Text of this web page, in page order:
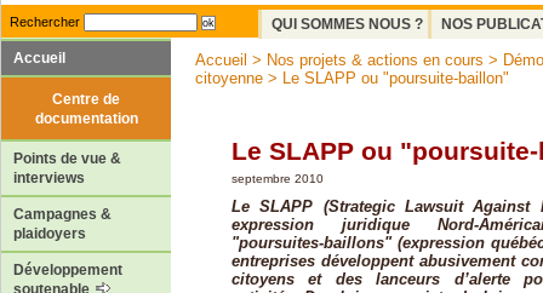
Rechercher QUI SOMMES NOUS ?
NOS
Accueil
Centre de
documentation
Points de vue &
interviews
Campagnes &
plaidoyers
Développement
soutenable
Accueil > Nos projets & actions en cours >
citoyenne > Le SLAPP ou "poursuite-baillon"
Le SLAPP ou
septembre 2010
Le SLAPP (Strategic Lawsuit Against
expression juridique Nord-
"poursuites-baillons" (expression
entreprises développent abusivement
citoyens et des lanceurs d’alerte